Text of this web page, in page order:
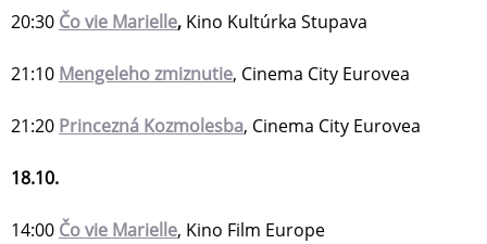
20:30 Čo vie Marielle, Kino Kultúrka Stupava
21:10 Mengeleho zmiznutie, Cinema City Eurovea
21:20 Princezná Kozmolesba, Cinema City Eurovea
18.10.
14:00 Čo vie Marielle, Kino Film Europe